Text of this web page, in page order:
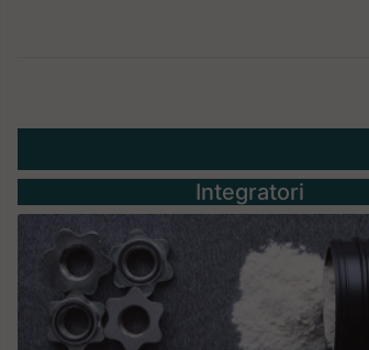
Integratori